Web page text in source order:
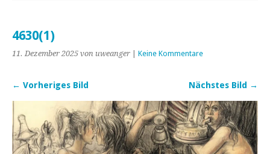
4630(1)
11. Dezember 2025 von uweanger | Keine Kommentare
← Vorheriges Bild Nächstes Bild →